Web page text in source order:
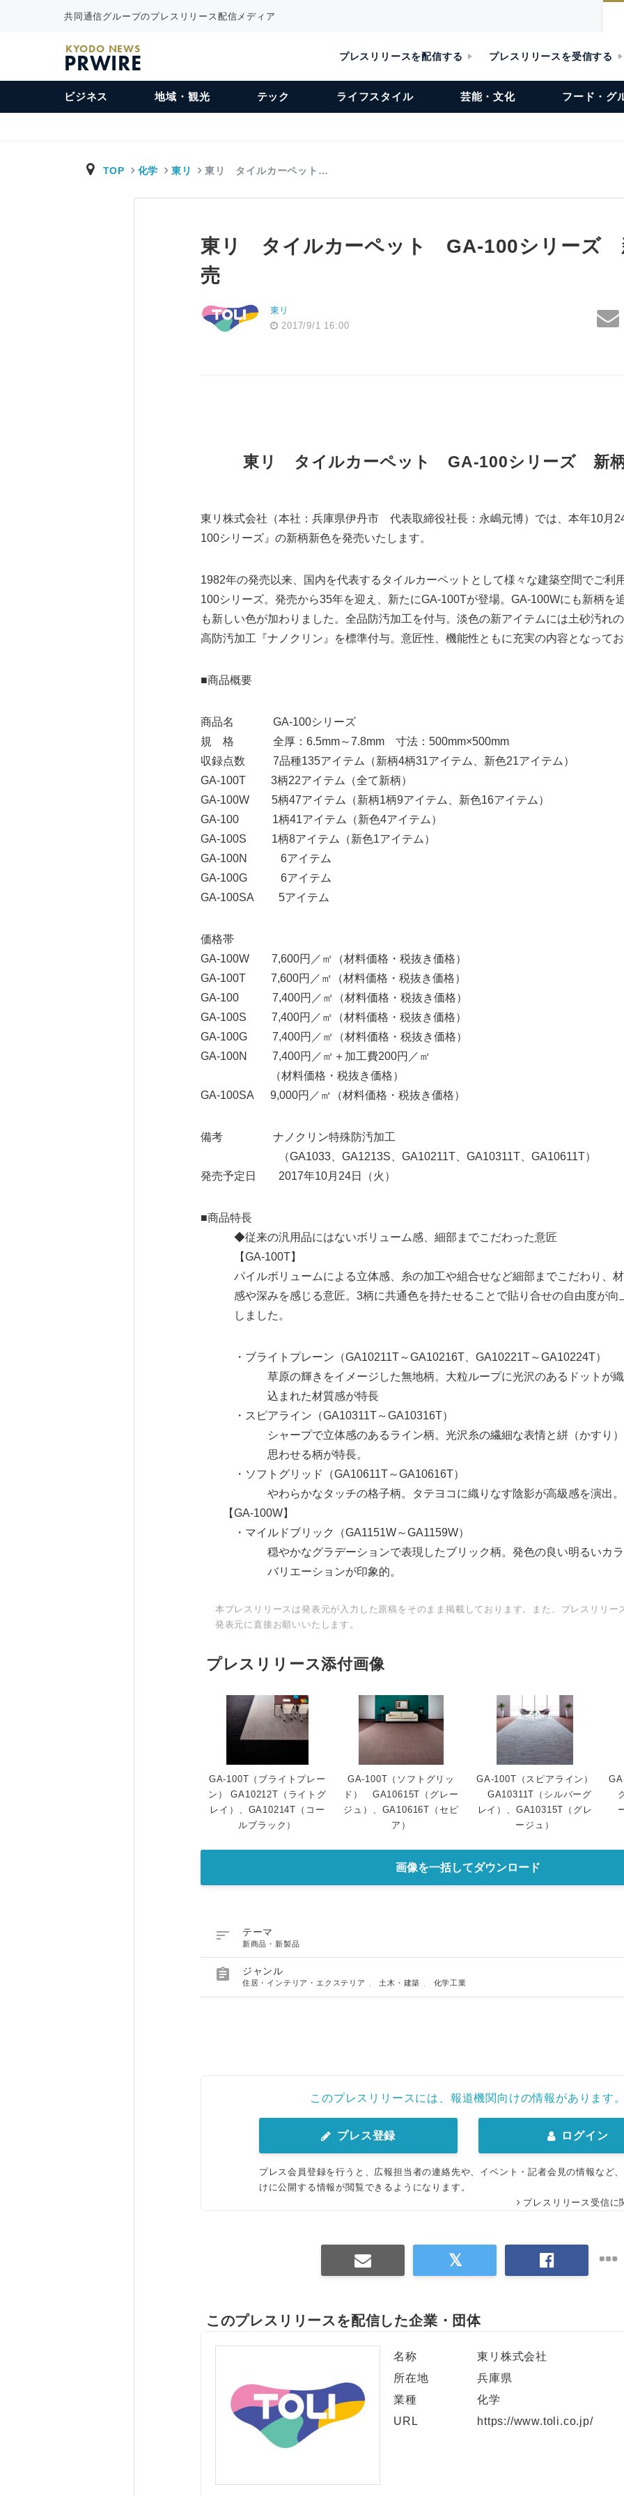
共同通信グループのプレスリリース配信メディア
KYODO NEWS
PRWIRE プレスリリースを配信する プレスリリースを受信する
ビジネス 地域・観光 テック ライフスタイル 芸能・文化 フード・グ
TOP 化学 東リ 東リ タイルカーペット…
東リ タイルカーペット GA-100シリーズ
売
東リ
2017/9/1 16:00
東リ タイルカーペット GA-100シリーズ 新柄
東リ株式会社（本社：兵庫県伊丹市 代表取締役社長：永嶋元博）では、本年10月
100シリーズ』の新柄新色を発売いたします。
1982年の発売以来、国内を代表するタイルカーペットとして様々な建築空間でご利
100シリーズ。発売から35年を迎え、新たにGA-100Tが登場。GA-100Wにも新柄を
も新しい色が加わりました。全品防汚加工を付与。淡色の新アイテムには土砂汚れ
高防汚加工『ナノクリン』を標準付与。意匠性、機能性ともに充実の内容となって
■商品概要
商品名 GA-100シリーズ
規 格 全厚：6.5mm～7.8mm 寸法：500mm×500mm
収録点数 7品種135アイテム（新柄4柄31アイテム、新色21アイテム）
GA-100T 3柄22アイテム（全て新柄）
GA-100W 5柄47アイテム（新柄1柄9アイテム、新色16アイテム）
GA-100 1柄41アイテム（新色4アイテム）
GA-100S 1柄8アイテム（新色1アイテム）
GA-100N 6アイテム
GA-100G 6アイテム
GA-100SA 5アイテム
価格帯
GA-100W 7,600円／㎡（材料価格・税抜き価格）
GA-100T 7,600円／㎡（材料価格・税抜き価格）
GA-100 7,400円／㎡（材料価格・税抜き価格）
GA-100S 7,400円／㎡（材料価格・税抜き価格）
GA-100G 7,400円／㎡（材料価格・税抜き価格）
GA-100N 7,400円／㎡＋加工費200円／㎡
（材料価格・税抜き価格）
GA-100SA 9,000円／㎡（材料価格・税抜き価格）
備考 ナノクリン特殊防汚加工
（GA1033、GA1213S、GA10211T、GA10311T、GA10611T）
発売予定日 2017年10月24日（火）
■商品特長
◆従来の汎用品にはないボリューム感、細部までこだわった意匠
【GA-100T】
パイルボリュームによる立体感、糸の加工や組合せなど細部までこだわり
感や深みを感じる意匠。3柄に共通色を持たせることで貼り合せの自由度が向
しました。
・ブライトプレーン（GA10211T～GA10216T、GA10221T～GA10224T）
草原の輝きをイメージした無地柄。大粒ループに光沢のあるドットが
込まれた材質感が特長
・スピアライン（GA10311T～GA10316T）
シャープで立体感のあるライン柄。光沢糸の繊細な表情と絣（かす
思わせる柄が特長。
・ソフトグリッド（GA10611T～GA10616T）
やわらかなタッチの格子柄。タテヨコに織りなす陰影が高級感を演出。
【GA-100W】
・マイルドブリック（GA1151W～GA1159W）
穏やかなグラデーションで表現したブリック柄。発色の良い明るいカ
バリエーションが印象的。
本プレスリリースは発表元が入力した原稿をそのまま掲載しております。また、プレスリリー
発表元に直接お願いいたします。
プレスリリース添付画像
GA-100T（ブライトプレー
ン） GA10212T（ライトグ
レイ）、GA10214T（コー
ルブラック）
GA-100T（ソフトグリッ
ド） GA10615T（グレー
ジュ）、GA10616T（セピ
ア）
GA-100T（スピアライン）
GA10311T（シルバーグ
レイ）、GA10315T（グレ
ージュ）
画像を一括してダウンロード
 テーマ
新商品・新製品
 ジャンル
住居・インテリア・エクステリア 土木・建築 化学工業
このプレスリリースには、報道機関向けの情報があります
プレス登録 ログイン
プレス会員登録を行うと、広報担当者の連絡先や、イベント・記者会見の情報など
けに公開する情報が閲覧できるようになります。
プレスリリース受信に
このプレスリリースを配信した企業・団体
名称
東リ株式会社
所在地
兵庫県
業種
化学
URL
https://www.toli.co.jp/
Japanese